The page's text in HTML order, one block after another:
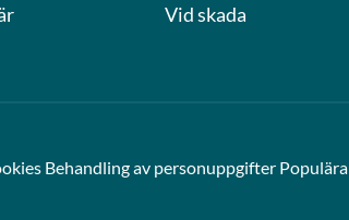
Vid skada
Behandling av personuppgifter Populära